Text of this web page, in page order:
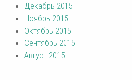
Декабрь 2015
Ноябрь 2015
Октябрь 2015
Сентябрь 2015
Август 2015